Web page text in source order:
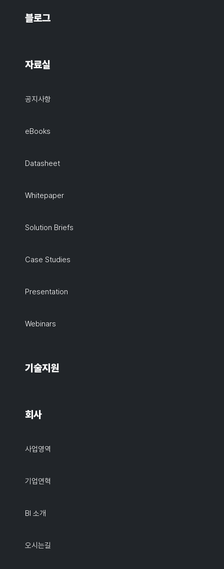
블로그
자료실
공지사항
eBooks
Datasheet
Whitepaper
Solution Briefs
Case Studies
Presentation
Webinars
기술지원
회사
사업영역
기업연혁
BI 소개
오시는길